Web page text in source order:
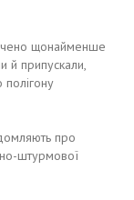
щонайменше
й припускали,
про
штурмової